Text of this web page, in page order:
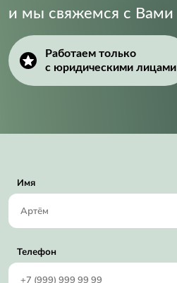
и мы свяжемся с Вами
Работаем только
с юридическими лицами
Имя
Телефон